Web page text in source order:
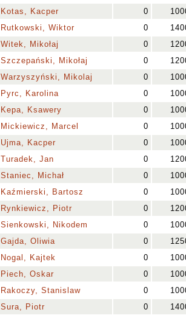
Kotas, Kacper 0
Rutkowski, Wiktor 0
Witek, Mikołaj 0
Szczepański, Mikołaj 0
Warzyszyński, Mikolaj 0
Pyrc, Karolina 0
Kepa, Ksawery 0
Mickiewicz, Marcel 0
Ujma, Kacper 0
Turadek, Jan 0
Staniec, Michał 0
Kaźmierski, Bartosz 0
Rynkiewicz, Piotr 0
Sienkowski, Nikodem 0
Gajda, Oliwia 0
Nogal, Kajtek 0
Piech, Oskar 0
Rakoczy, Stanislaw 0
Sura, Piotr 0